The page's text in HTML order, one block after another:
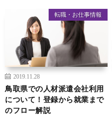
転職・お仕事情報
2019.11.28
鳥取県での人材派遣会社利用
について！登録から就業まで
のフロー解説